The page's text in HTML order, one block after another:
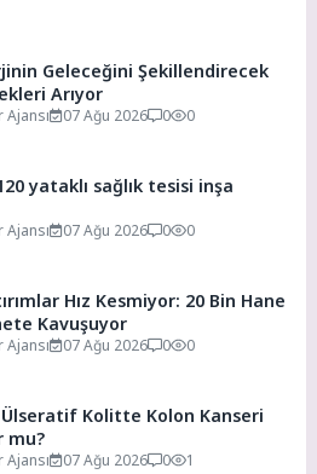
Geleceğini Şekillendirecek
Arıyor
Ajansı 07 Ağu 2026 0 0
yataklı sağlık tesisi inşa
Ajansı 07 Ağu 2026 0 0
Hız Kesmiyor: 20 Bin Hane
Kavuşuyor
Ajansı 07 Ağu 2026 0 0
Ülseratif Kolitte Kolon Kanseri
mu?
Ajansı 07 Ağu 2026 0 1